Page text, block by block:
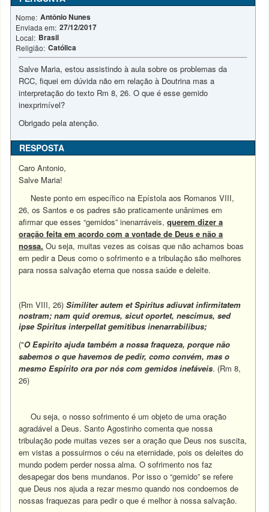
Nome: Antônio Nunes
Enviada em: 27/12/2017
Local: Brasil
Religião: Católica
Salve Maria, estou assistindo à aula sobre os problemas da
RCC, fiquei em dúvida não em relação à Doutrina mas a
interpretação do texto Rm 8, 26. O que é esse gemido
inexprimível?
Obrigado pela atenção.
RESPOSTA
Caro Antonio,
Salve Maria!
Neste ponto em específico na Epístola aos Romanos VIII,
26, os Santos e os padres são praticamente unânimes em
afirmar que esses “gemidos” inenarráveis,querem dizer a
oração feita em acordo com a vontade de Deus e não a
nossa. Ou seja, muitas vezes as coisas que não achamos boas
em pedir a Deus como o sofrimento e a tribulação são melhores
para nossa salvação eterna que nossa saúde e deleite.
(Rm VIII, 26)Similiter autem et Spiritus adiuvat infirmitatem
nostram; nam quid oremus, sicut oportet, nescimus, sed
ipse Spiritus interpellat gemitibus inenarrabilibus;
("O Espirito ajuda também a nossa fraqueza, porque não
sabemos o que havemos de pedir, como convém, mas o
mesmo Espírito ora por nós com gemidos inefáveis. (Rm 8,
26)
Ou seja, o nosso sofrimento é um objeto de uma oração
agradável a Deus. Santo Agostinho comenta que nossa
tribulação pode muitas vezes ser a oração que Deus nos suscita,
em vistas a possuirmos o céu na eternidade, pois os deleites do
mundo podem perder nossa alma. O sofrimento nos faz
desapegar dos bens mundanos. Por isso o “gemido” se refere
que Deus nos ajuda a rezar mesmo quando nos condoemos de
nossas fraquezas para pedir o que é melhor à nossa salvação.